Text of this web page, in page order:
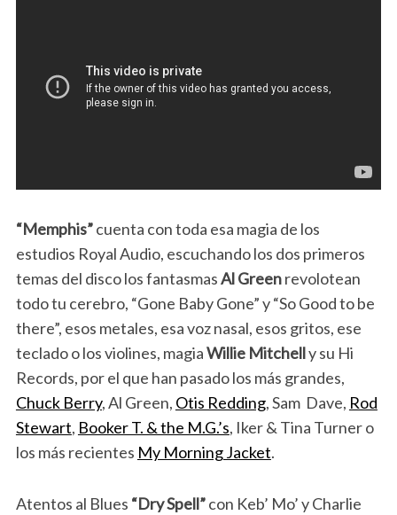
“Memphis”cuenta con toda esa magia de los
estudios Royal Audio, escuchando los dos primeros
temas del disco los fantasmasAl Greenrevolotean
todo tu cerebro, “Gone Baby Gone” y “So Good to be
there”, esos metales, esa voz nasal, esos gritos, ese
teclado o los violines, magiaWillie Mitchelly su Hi
Records, por el que han pasado los más grandes,
Chuck Berry, Al Green, Otis Redding, Sam Dave, Rod
Stewart, Booker T. & the M.G.’s, Iker & Tina Turner o
los más recientes My Morning Jacket.
Atentos al Blues “Dry Spell”con Keb’ Mo’ y Charlie